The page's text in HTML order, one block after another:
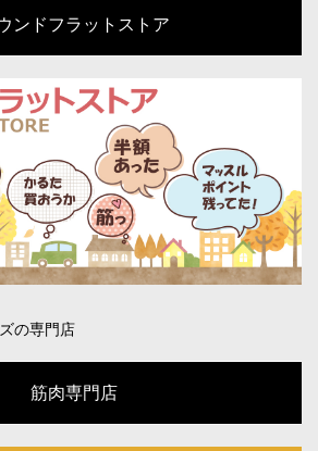
ンドフラットストア
の専門店
筋肉専門店